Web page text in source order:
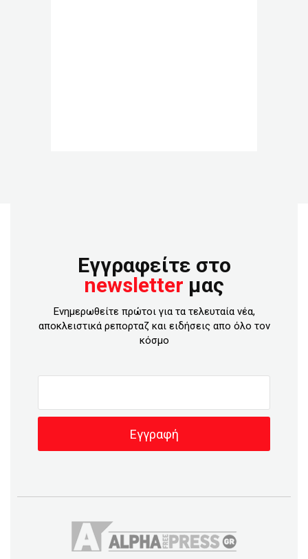
Εγγραφείτε στο
newsletter μας
Ενημερωθείτε πρώτοι για τα τελευταία νέα,
αποκλειστικά ρεπορταζ και ειδήσεις απο όλο τον
κόσμο